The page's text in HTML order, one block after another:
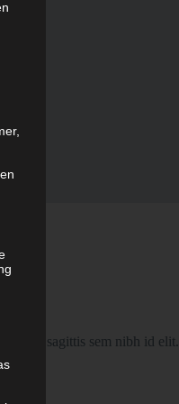
nec sagittis sem nibh id elit.